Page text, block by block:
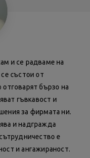
и се радваме на
състои от
бързо на
гъвкавост и
за фирмата ни.
и надгражда
е
и ангажираност.